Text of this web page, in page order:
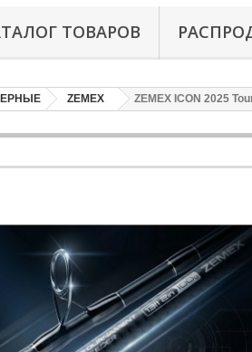
ТОВАРОВ
ZEMEX ZEMEX ICON 2025